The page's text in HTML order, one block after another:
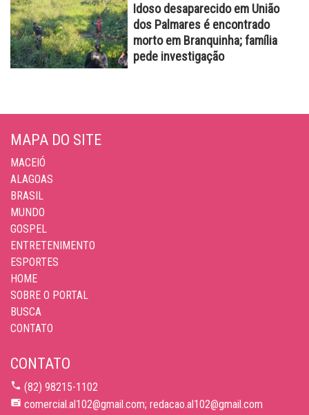
Idoso desaparecido em União
dos Palmares é encontrado
morto em Branquinha; família
pede investigação
MAPA DO SITE
MACEIÓ
ALAGOAS
BRASIL
MUNDO
GOSPEL
ENTRETENIMENTO
ESPORTES
HOME
SOBRE O PORTAL
BUSCA
CONTATO
CONTATO
(82) 98215-1102
comercial.al102@gmail.com; redacao.al102@gmail.com